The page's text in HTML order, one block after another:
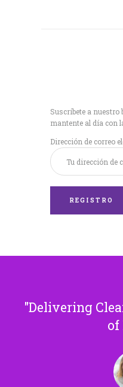
Suscríbete a
mantente al día con
Dirección de correo
Delivering